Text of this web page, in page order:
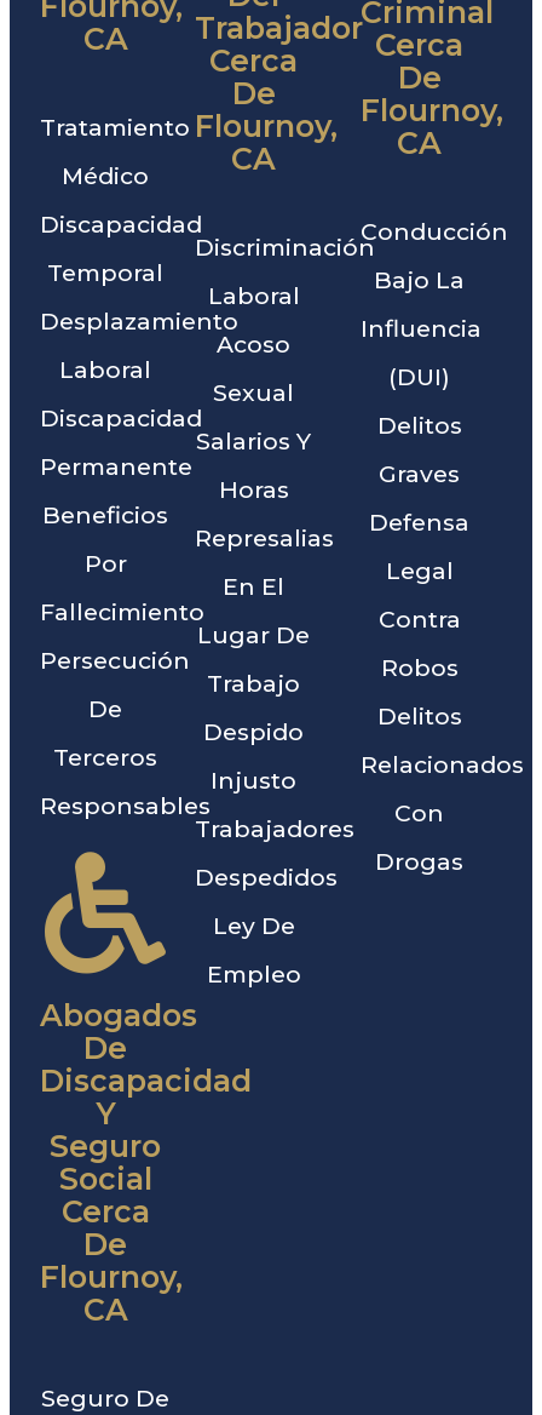
CA
Tratamiento
Médico
Discapacidad
Temporal
Desplazamiento
Laboral
Discapacidad
Permanente
Beneficios
Por
Fallecimiento
Persecución
De
Terceros
Responsables
Abogados
De
Discapacidad
Y
Seguro
Social
Cerca
De
Flournoy,
CA
Seguro De
Trabajador
Cerca
De
Flournoy,
CA
Discriminación
Laboral
Acoso
Sexual
Salarios Y
Horas
Represalias
En El
Lugar De
Trabajo
Despido
Injusto
Trabajadores
Despedidos
Ley De
Empleo
Criminal
Cerca
De
Flournoy,
CA
Conducción
Bajo La
Influencia
(DUI)
Delitos
Graves
Defensa
Legal
Contra
Robos
Delitos
Relacionados
Con
Drogas